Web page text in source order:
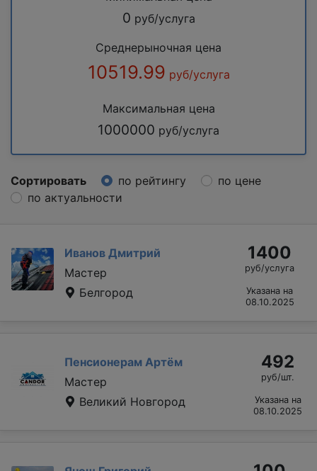
0 руб/услуга
Среднерыночная цена
10519.99 руб/услуга
Максимальная цена
1000000 руб/услуга
Сортировать по рейтингу
по цене
по актуальности
Иванов Дмитрий
Мастер
Белгород
1400
руб/услуга
Указана на
08.10.2025
Пенсионерам Артём
Мастер
Великий Новгород
492
руб/шт.
Указана на
08.10.2025